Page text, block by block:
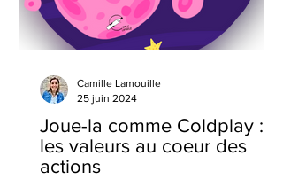
Joue-la comme Coldplay :
les valeurs au coeur des
actions
Camille Lamouille
25 juin 2024